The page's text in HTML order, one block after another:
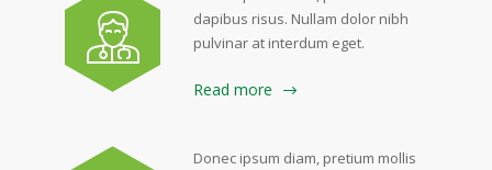
dapibus risus. Nullam dolor nibh
pulvinar at interdum eget.
Read more
Donec ipsum diam, pretium mollis